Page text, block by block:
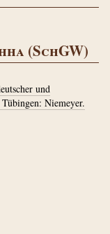
(SchGW)
und
Niemeyer.